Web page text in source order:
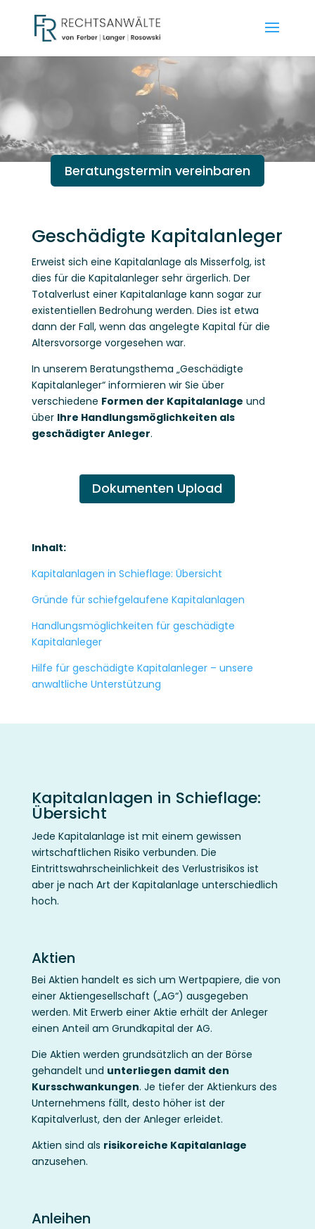
Beratungstermin vereinbaren
Geschädigte Kapitalanleger
Erweist sich eine Kapitalanlage als Misserfolg, ist
dies für die Kapitalanleger sehr ärgerlich. Der
Totalverlust einer Kapitalanlage kann sogar zur
existentiellen Bedrohung werden. Dies ist etwa
dann der Fall, wenn das angelegte Kapital für die
Altersvorsorge vorgesehen war.
In unserem Beratungsthema „Geschädigte
Kapitalanleger“ informieren wir Sie über
verschiedene Formen der Kapitalanlage und
über Ihre Handlungsmöglichkeiten als
geschädigter Anleger.
Dokumenten Upload
Inhalt:
Kapitalanlagen in Schieflage: Übersicht
Gründe für schiefgelaufene Kapitalanlagen
Handlungsmöglichkeiten für geschädigte
Kapitalanleger
Hilfe für geschädigte Kapitalanleger – unsere
anwaltliche Unterstützung
Kapitalanlagen in Schieflage:
Übersicht
Jede Kapitalanlage ist mit einem gewissen
wirtschaftlichen Risiko verbunden. Die
Eintrittswahrscheinlichkeit des Verlustrisikos ist
aber je nach Art der Kapitalanlage unterschiedlich
hoch.
Aktien
Bei Aktien handelt es sich um Wertpapiere, die von
einer Aktiengesellschaft („AG“) ausgegeben
werden. Mit Erwerb einer Aktie erhält der Anleger
einen Anteil am Grundkapital der AG.
Die Aktien werden grundsätzlich an der Börse
gehandelt und unterliegen damit den
Kursschwankungen. Je tiefer der Aktienkurs des
Unternehmens fällt, desto höher ist der
Kapitalverlust, den der Anleger erleidet.
Aktien sind als risikoreiche Kapitalanlage
anzusehen.
Anleihen